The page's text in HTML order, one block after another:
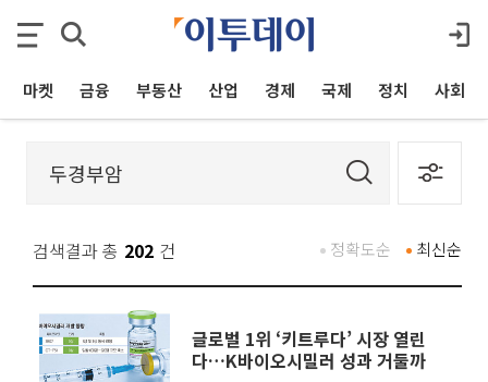
마켓 금융 부동산 산업 경제 국제 정치 사회
검색결과 총 202 건 최신순
정확도순
글로벌 1위 ‘키트루다’ 시장 열린
다…K바이오시밀러 성과 거둘까